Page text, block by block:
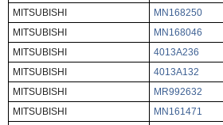
MITSUBISHI
MN168250
MITSUBISHI
MN168046
MITSUBISHI
4013A236
MITSUBISHI
4013A132
MITSUBISHI
MR992632
MITSUBISHI
MN161471